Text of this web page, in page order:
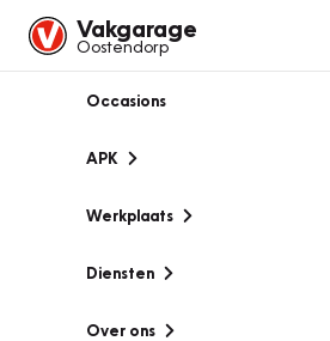
Vakgarage
Oostendorp
Occasions
APK
Werkplaats
Diensten
Over ons